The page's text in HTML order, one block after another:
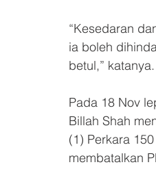
“Kesedaran
ia boleh
betul,” katanya.
Pada 18 Nov
Billah Shah
(1) Perkara
membatalkan